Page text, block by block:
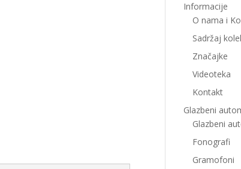
Informacije
O nama i
Sadržaj
Značajke
Videoteka
Kontakt
Glazbeni
Glazbeni
Fonografi
Gramofoni